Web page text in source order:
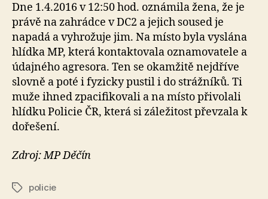
Dne 1.4.2016 v 12:50 hod. oznámila žena, že je
právě na zahrádce v DC2 a jejich soused je
napadá a vyhrožuje jim. Na místo byla vyslána
hlídka MP, která kontaktovala oznamovatele a
údajného agresora. Ten se okamžitě nejdříve
slovně a poté i fyzicky pustil i do strážníků. Ti
muže ihned zpacifikovali a na místo přivolali
hlídku Policie ČR, která si záležitost převzala k
dořešení.
Zdroj: MP Děčín
Štítkypolicie